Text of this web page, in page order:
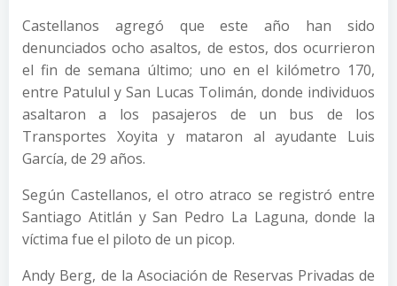
Castellanos agregó que este año han sido
denunciados ocho asaltos, de estos, dos ocurrieron
el fin de semana último; uno en el kilómetro 170,
entre Patulul y San Lucas Tolimán, donde individuos
asaltaron a los pasajeros de un bus de los
Transportes Xoyita y mataron al ayudante Luis
García, de 29 años.
Según Castellanos, el otro atraco se registró entre
Santiago Atitlán y San Pedro La Laguna, donde la
víctima fue el piloto de un picop.
Andy Berg, de la Asociación de Reservas Privadas de